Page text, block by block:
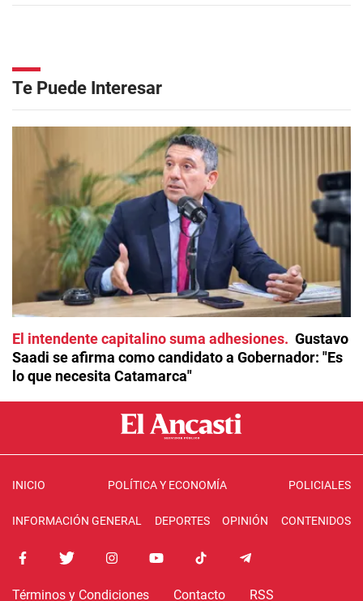
Te Puede Interesar
El intendente capitalino suma adhesiones
Gustavo
Saadi se afirma como candidato a Gobernador: "Es
lo que necesita Catamarca"
INICIO POLÍTICA Y ECONOMÍA POLICIALES
INFORMACIÓN GENERAL DEPORTES OPINIÓN CONTENIDOS
Términos y Condiciones Contacto RSS